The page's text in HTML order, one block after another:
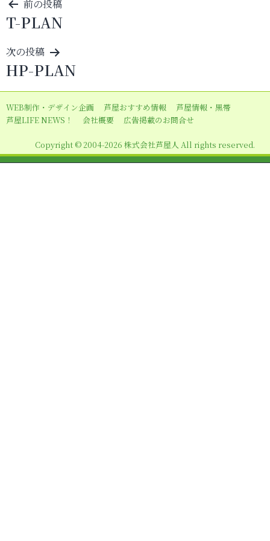
投
稿
ナ
ビ
ゲ
ー
シ
ン
前の投稿
T-PLAN
次の投稿
HP-PLAN
WEB制作・デザイン企画 芦屋おすすめ情報
芦屋情報・黒帯
芦屋LIFE NEWS！
会社概要 広告掲載のお問合せ
Copyright © 2004-2026 株式会社芦屋人 All rights reserved.